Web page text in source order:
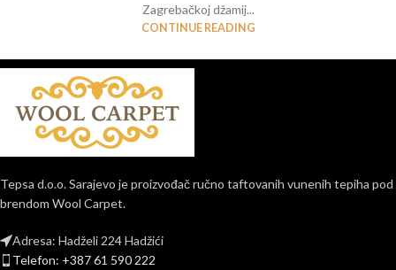
Zagrebačkoj džamij...
CONTINUE READING
Tepsa d.o.o. Sarajevo je proizvođač ručno taftovanih vunenih tepiha pod
brendom Wool Carpet.
Adresa: Hadželi 224 Hadžići
Telefon: +387 61 590 222